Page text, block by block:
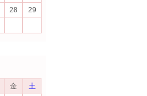
28
29
金
土